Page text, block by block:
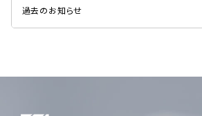
過去のお知らせ